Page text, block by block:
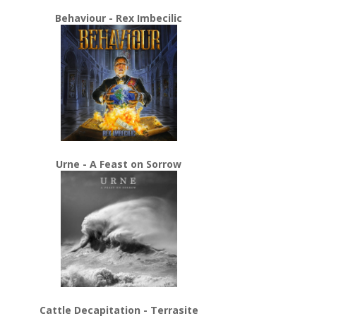
Behaviour - Rex Imbecilic
Urne - A Feast on Sorrow
Cattle Decapitation - Terrasite